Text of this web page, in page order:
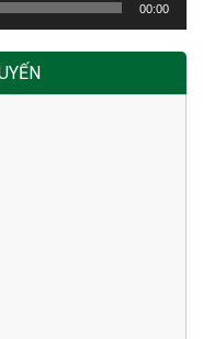
00:00